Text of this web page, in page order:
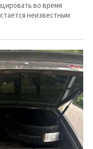
во время
неизвестным